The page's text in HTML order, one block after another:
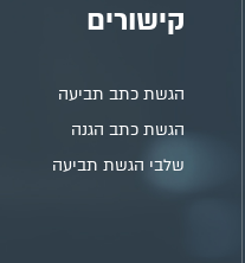
קישורים
הגשת כתב תביעה
הגשת כתב הגנה
שלבי הגשת תביעה